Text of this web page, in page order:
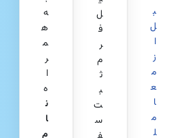
ب
ل
ا
ز
م
ع
ا
م
ل
ل
ف
ر
م
ث
ب
ت
س
ه
ه
م
ر
ا
ه
ن
ا
م